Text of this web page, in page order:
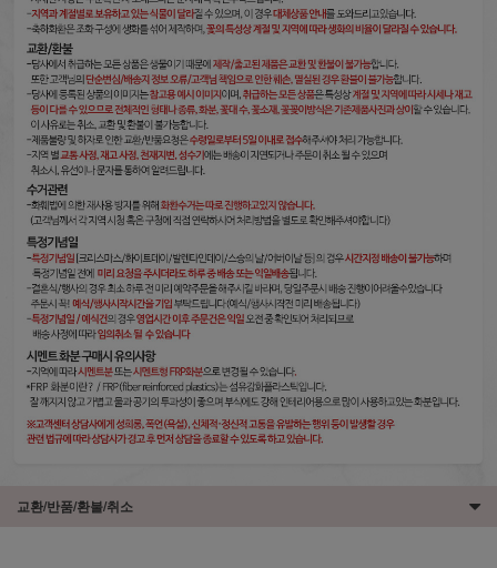
교환/반품/환불/취소